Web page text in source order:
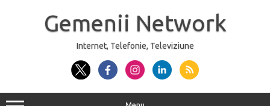
Gemenii Network
Internet, Telefonie, Televiziune